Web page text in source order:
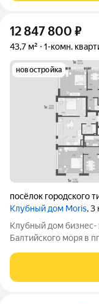
12 847 800 ₽
43,7 м² 1-комн.
новостройка
посёлок городского
Клубный дом Moris, 3
Клубный дом бизнес-
Балтийского моря в
Высота потолков 3.3
невероятно